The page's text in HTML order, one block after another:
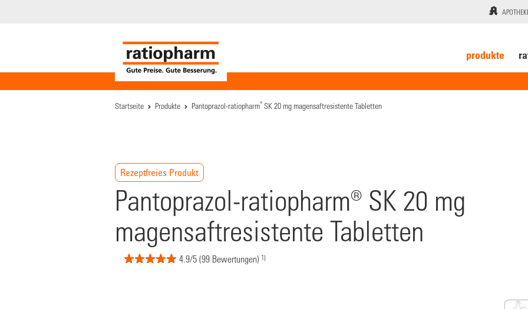
produkte
Startseite Produkte Pantoprazol-ratiopharm®SK 20 mg magensaftresistente Tabletten
Rezeptfreies Produkt
Pantoprazol-ratiopharm® SK 20 mg
magensaftresistente Tabletten
4.9/5 (99 Bewertungen) 1)